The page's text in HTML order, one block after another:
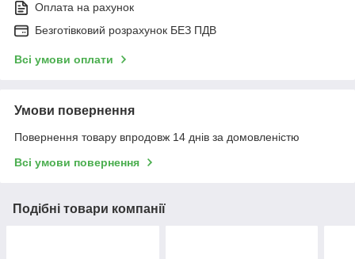
Оплата на рахунок
Безготівковий розрахунок БЕЗ ПДВ
Всі умови оплати
Умови повернення
Повернення товару впродовж 14 днів за домовленістю
Всі умови повернення
Подібні товари компанії